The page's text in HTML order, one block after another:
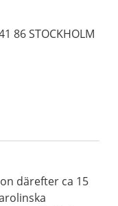
86 STOCKHOLM
därefter ca 15